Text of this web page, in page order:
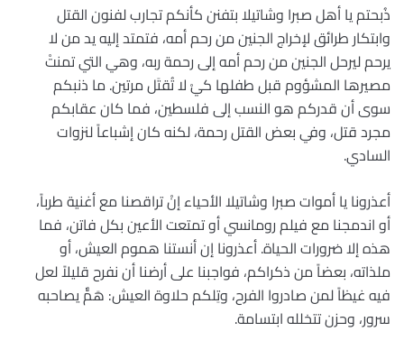
ذُبحتم يا أهل صبرا وشاتيلا بتفنن كأنكم تجارب لفنون القتل
وابتكار طرائق لإخراج الجنين من رحم أمه، فتمتد إليه يد من لا
يرحم ليرحل الجنين من رحم أمه إلى رحمة ربه، وهي التي تمنتْ
مصيرها المشؤوم قبل طفلها كيْ لا تُقتَل مرتين. ما ذنبكم
سوى أن قدركم هو النسب إلى فلسطين، فما كان عقابكم
مجرد قتل، وفي بعض القتل رحمة، لكنه كان إشباعاً لنزوات
السادي.
أعذرونا يا أموات صبرا وشاتيلا الأحياء إنْ تراقصنا مع أغنية طرباً،
أو اندمجنا مع فيلم رومانسي أو تمتعت الأعين بكل فاتن، فما
هذه إلا ضرورات الحياة. أعذرونا إن أنستنا هموم العيش، أو
ملذاته، بعضاً من ذكراكم، فواجبنا على أرضنا أن نفرح قليلاً لعل
فيه غيظاً لمن صادروا الفرح، وتِلكم حلاوة العيش: هَمٌّ يصاحبه
سرور، وحزن تتخلله ابتسامة.